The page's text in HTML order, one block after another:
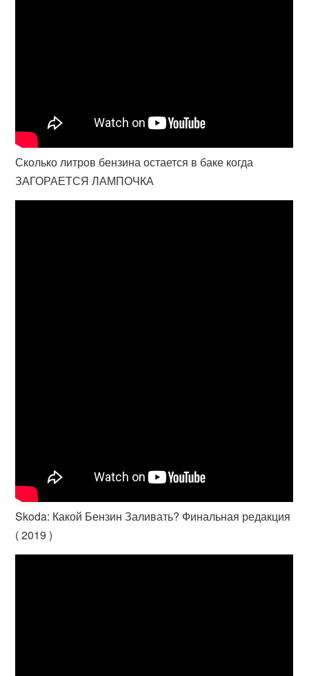
Сколько литров бензина остается в баке когда
ЗАГОРАЕТСЯ ЛАМПОЧКА
Skoda: Какой Бензин Заливать? Финальная редакция
( 2019 )